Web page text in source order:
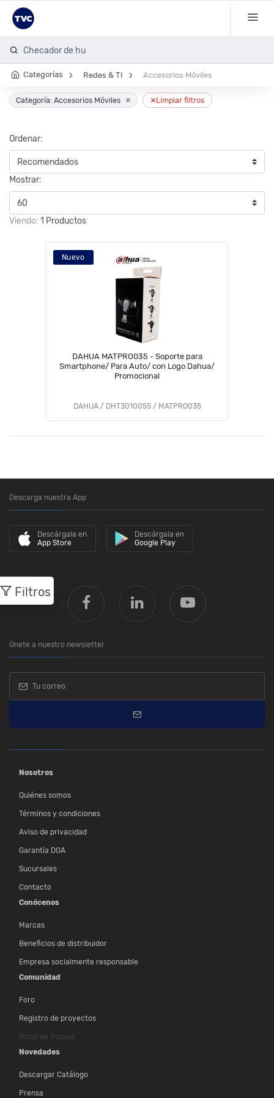
Checador de huel
Categorías Redes & TI Accesorios Móviles
Categoría: Accesorios Móviles × ×Limpiar filtros
Ordenar:
Mostrar:
Viendo: 1 Productos
Nuevo
DAHUA MATPRO035 - Soporte para
Smartphone/ Para Auto/ con Logo Dahua/
Promocional
DAHUA / DHT3010055 / MATPRO035
Filtros
Descarga nuestra App
Descárgala en
App Store
Descárgala en
Google Play
Únete a nuestro newsletter
Nosotros
Quiénes somos
Términos y condiciones
Aviso de privacidad
Garantía DOA
Sucursales
Contacto
Conócenos
Marcas
Beneficios de distribuidor
Empresa socialmente responsable
Comunidad
Foro
Registro de proyectos
Bolsa de trabajo
Novedades
Descargar Catálogo
Prensa